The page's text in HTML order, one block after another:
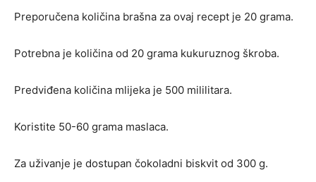
Preporučena količina brašna za ovaj recept je 20 grama.
Potrebna je količina od 20 grama kukuruznog škroba.
Predviđena količina mlijeka je 500 mililitara.
Koristite 50-60 grama maslaca.
Za uživanje je dostupan čokoladni biskvit od 300 g.